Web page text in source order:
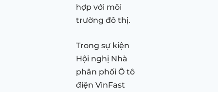
hợp với môi
trường đô thị.
Trong sự kiện
Hội nghị Nhà
phân phối Ô tô
điện VinFast